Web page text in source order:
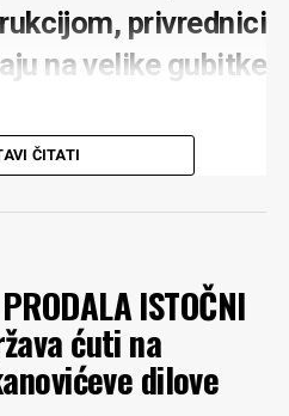
privrednici
na velike gubitke
na Đurđevića Tari zbog
bi ozbiljno pogoditi turističku
lokalni privrednici.
turizam, koji tokom ljeta
izvora prihoda. Iako
i ne dovode u pitanje njenu
da je potpuna obustava
ČITATI
ISTOČNI
ćuti na
dilove